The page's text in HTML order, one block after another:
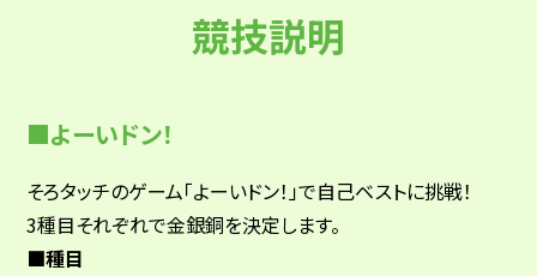
競技説明
■よーいドン！
そろタッチのゲーム「よーいドン！」で自己ベストに挑戦！
3種目それぞれで金銀銅を決定します。
■種目